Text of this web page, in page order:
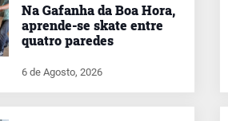
Na Gafanha da Boa Hora,
aprende-se skate entre
quatro paredes
6 de Agosto, 2026